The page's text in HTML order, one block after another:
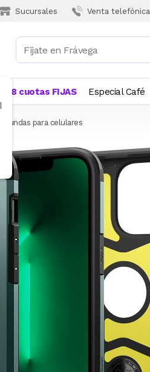
Sucursales Venta telefónica
18 cuotas FIJAS Especial Café
Fundas para celulares